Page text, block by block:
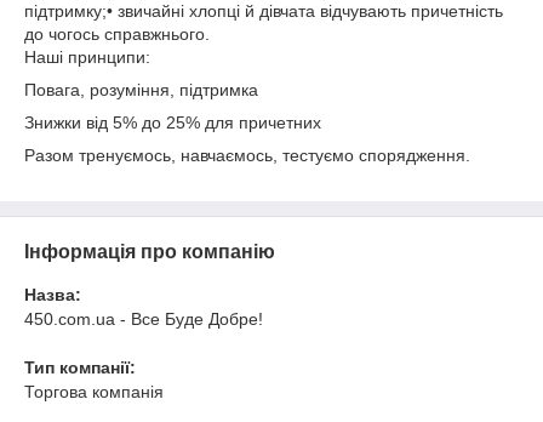
підтримку;• звичайні хлопці й дівчата відчувають причетність
до чогось справжнього.
Наші принципи:
Повага, розуміння, підтримка
Знижки від 5% до 25% для причетних
Разом тренуємось, навчаємось, тестуємо спорядження.
Інформація про компанію
Назва:
450.com.ua - Все Буде Добре!
Тип компанії:
Торгова компанія